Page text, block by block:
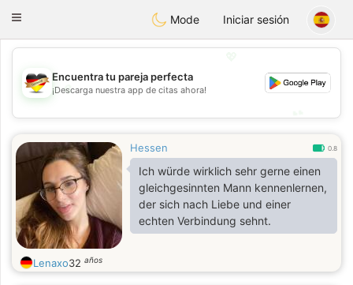
DeutschDating
Toggle
Mode Iniciar sesión
💕
Encuentra tu pareja perfecta
¡Descarga nuestra app de citas ahora!
Hessen 0.8
Ich würde wirklich sehr gerne einen
gleichgesinnten Mann kennenlernen,
der sich nach Liebe und einer
echten Verbindung sehnt.
Lenaxo32 años